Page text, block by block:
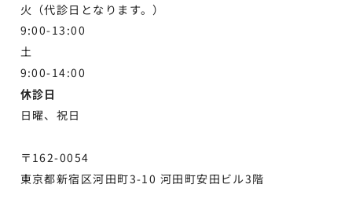
火（代診日となります。）
9:00-13:00
土
9:00-14:00
休診日
日曜、祝日
〒162-0054
東京都新宿区河田町3-10 河田町安田ビル3階